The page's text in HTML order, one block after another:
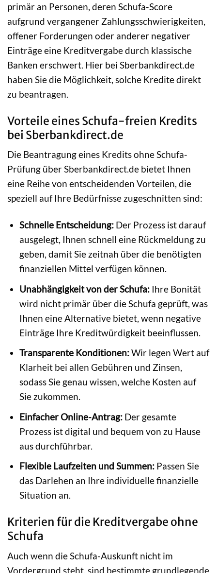
primär an Personen, deren Schufa-Score
aufgrund vergangener Zahlungsschwierigkeiten,
offener Forderungen oder anderer negativer
Einträge eine Kreditvergabe durch klassische
Banken erschwert. Hier bei Sberbankdirect.de
haben Sie die Möglichkeit, solche Kredite direkt
zu beantragen.
Vorteile eines Schufa-freien Kredits
bei Sberbankdirect.de
Die Beantragung eines Kredits ohne Schufa-
Prüfung über Sberbankdirect.de bietet Ihnen
eine Reihe von entscheidenden Vorteilen, die
speziell auf Ihre Bedürfnisse zugeschnitten sind:
Schnelle Entscheidung:Der Prozess ist darauf
ausgelegt, Ihnen schnell eine Rückmeldung zu
geben, damit Sie zeitnah über die benötigten
finanziellen Mittel verfügen können.
Unabhängigkeit von der Schufa:Ihre Bonität
wird nicht primär über die Schufa geprüft, was
Ihnen eine Alternative bietet, wenn negative
Einträge Ihre Kreditwürdigkeit beeinflussen.
Transparente Konditionen:Wir legen Wert auf
Klarheit bei allen Gebühren und Zinsen,
sodass Sie genau wissen, welche Kosten auf
Sie zukommen.
Einfacher Online-Antrag:Der gesamte
Prozess ist digital und bequem von zu Hause
aus durchführbar.
Flexible Laufzeiten und Summen:Passen Sie
das Darlehen an Ihre individuelle finanzielle
Situation an.
Kriterien für die Kreditvergabe ohne
Schufa
Auch wenn die Schufa-Auskunft nicht im
Vordergrund steht, sind bestimmte grundlegende